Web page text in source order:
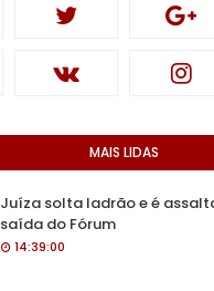
MAIS LIDAS
Juíza solta ladrão e é
saída do Fórum
14:39:00